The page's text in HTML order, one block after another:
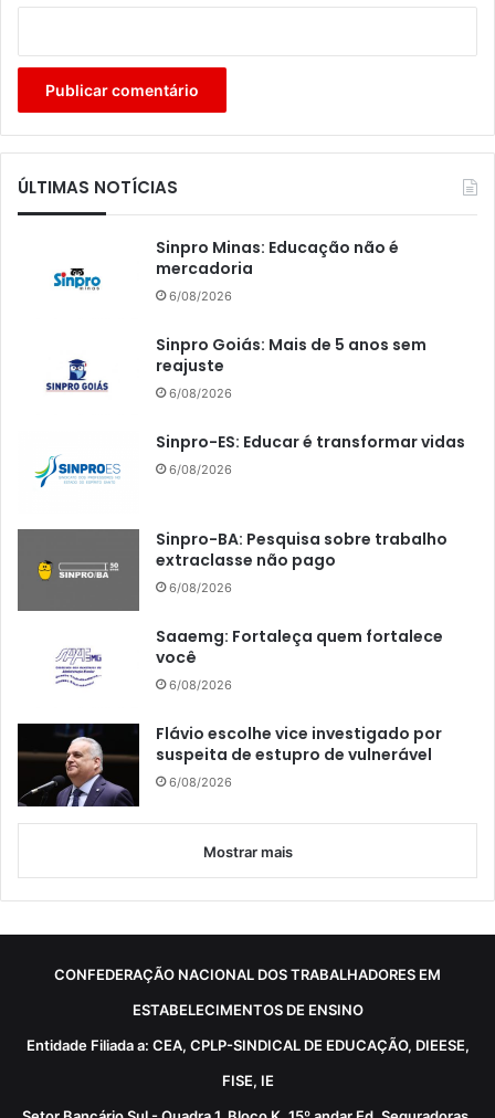
ÚLTIMAS NOTÍCIAS
Sinpro Minas: Educação não é
mercadoria
6/08/2026
Sinpro Goiás: Mais de 5 anos sem
reajuste
6/08/2026
Sinpro-ES: Educar é transformar vidas
6/08/2026
Sinpro-BA: Pesquisa sobre trabalho
extraclasse não pago
6/08/2026
Saaemg: Fortaleça quem fortalece
você
6/08/2026
Flávio escolhe vice investigado por
suspeita de estupro de vulnerável
6/08/2026
Mostrar mais
CONFEDERAÇÃO NACIONAL DOS TRABALHADORES EM
ESTABELECIMENTOS DE ENSINO
Entidade Filiada a: CEA, CPLP-SINDICAL DE EDUCAÇÃO, DIEESE,
FISE, IE